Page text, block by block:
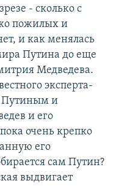
- сколько с
пожилых и
и как менялась
Путина до еще
Медведева.
эксперта-
Путиным и
и его
очень крепко
его
сам Путин?
выдвигает